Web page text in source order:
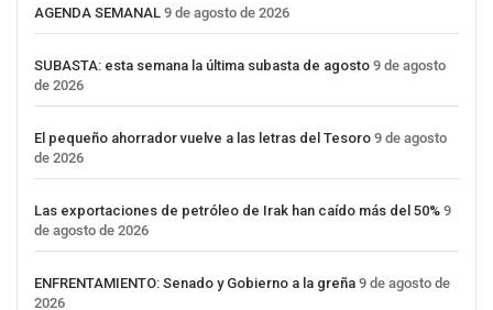
AGENDA SEMANAL 9 de agosto de 2026
SUBASTA: esta semana la última subasta de agosto 9 de agosto
de 2026
El pequeño ahorrador vuelve a las letras del Tesoro 9 de agosto
de 2026
Las exportaciones de petróleo de Irak han caído más del 50% 9
de agosto de 2026
ENFRENTAMIENTO: Senado y Gobierno a la greña 9 de agosto de
2026